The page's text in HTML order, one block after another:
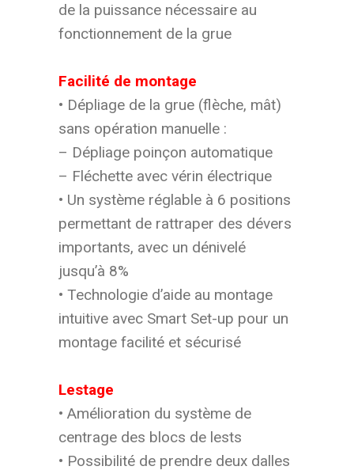
de la puissance nécessaire au
fonctionnement de la grue
Facilité de montage
• Dépliage de la grue (flèche, mât)
sans opération manuelle :
– Dépliage poinçon automatique
– Fléchette avec vérin électrique
• Un système réglable à 6 positions
permettant de rattraper des dévers
importants, avec un dénivelé
jusqu’à 8%
• Technologie d’aide au montage
intuitive avec Smart Set-up pour un
montage facilité et sécurisé
Lestage
• Amélioration du système de
centrage des blocs de lests
• Possibilité de prendre deux dalles